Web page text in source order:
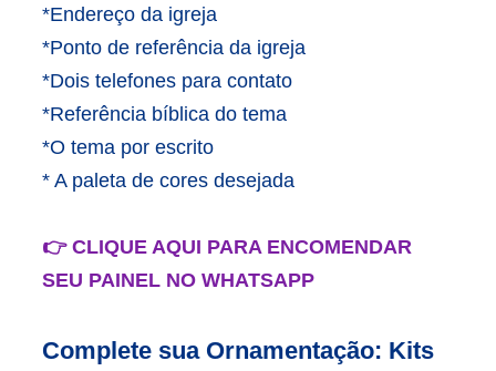
*Endereço da igreja
*Ponto de referência da igreja
*Dois telefones para contato
*Referência bíblica do tema
*O tema por escrito
* A paleta de cores desejada
👉 CLIQUE AQUI PARA ENCOMENDAR
SEU PAINEL NO WHATSAPP
Complete sua Ornamentação: Kits